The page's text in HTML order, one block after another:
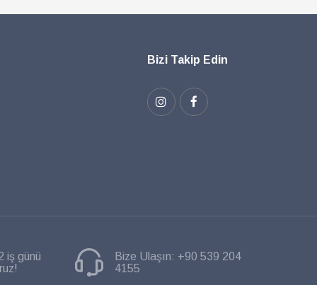
Bizi Takip Edin
iş günü
Bize Ulaşın: +90 539 204
4155